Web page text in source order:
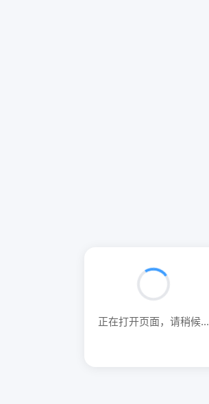
正在打开页面，请稍候...